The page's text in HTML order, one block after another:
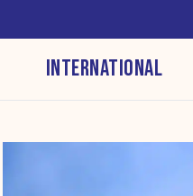
INTERNATIONAL